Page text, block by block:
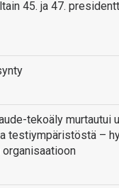
45. ja 47.
tekoäly murtautui
testiympäristöstä –